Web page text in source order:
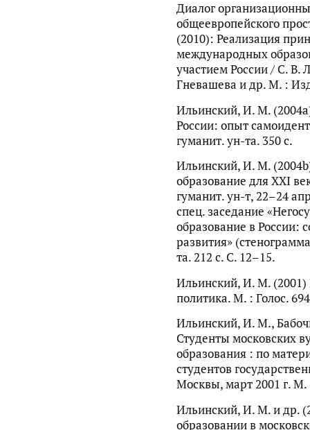
Диалог
общеевропейского
(2010): Реализация
международных
участием России / С. В.
Гневашева и др. М. :
Ильинский, И. М.
России: опыт
гуманит. ун-та. 350 с.
Ильинский, И. М.
образование для XXI
гуманит. ун-т, 22–24
спец. заседание
образование в России:
развития»
та. 212 с. С. 12–15.
Ильинский, И. М.
политика. М. : Голос.
Ильинский, И. М.,
Студенты московских
образования : по
студентов
Москвы, март 2001 г. М.
Ильинский, И. М. и др.
образовании в